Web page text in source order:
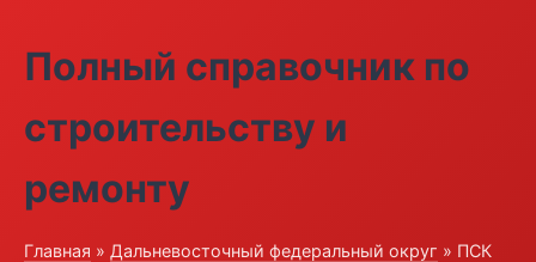
Полный справочник по
строительству и
ремонту
Главная » Дальневосточный федеральный округ » ПСК